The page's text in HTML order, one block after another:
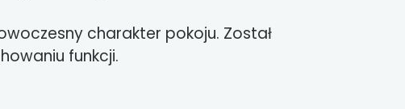
charakter pokoju. Został
funkcji.